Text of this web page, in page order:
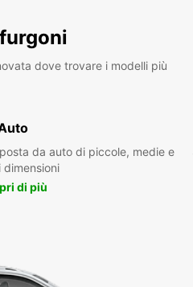
dove trovare i modelli più
da auto di piccole, medie e
dimensioni
di più